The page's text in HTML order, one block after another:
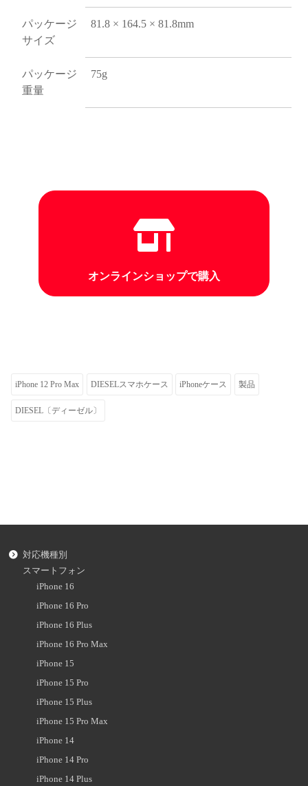
パッケージ
サイズ
81.8 × 164.5 × 81.8mm
パッケージ
重量
75g
オンラインショップで購入
iPhone 12 Pro Max DIESELスマホケース iPhoneケース 製品
DIESEL〔ディーゼル〕
対応機種別
スマートフォン
iPhone 16
iPhone 16 Pro
iPhone 16 Plus
iPhone 16 Pro Max
iPhone 15
iPhone 15 Pro
iPhone 15 Plus
iPhone 15 Pro Max
iPhone 14
iPhone 14 Pro
iPhone 14 Plus